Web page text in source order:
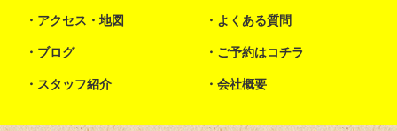
アクセス・地図 よくある質問
ブログ ご予約はコチラ
スタッフ紹介 会社概要